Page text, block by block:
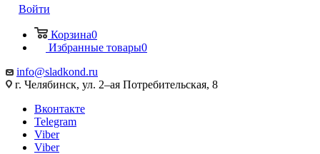
Войти
Корзина0
Избранные товары0
info@sladkond.ru
г. Челябинск, ул. 2–ая Потребительская, 8
Вконтакте
Telegram
Viber
Viber